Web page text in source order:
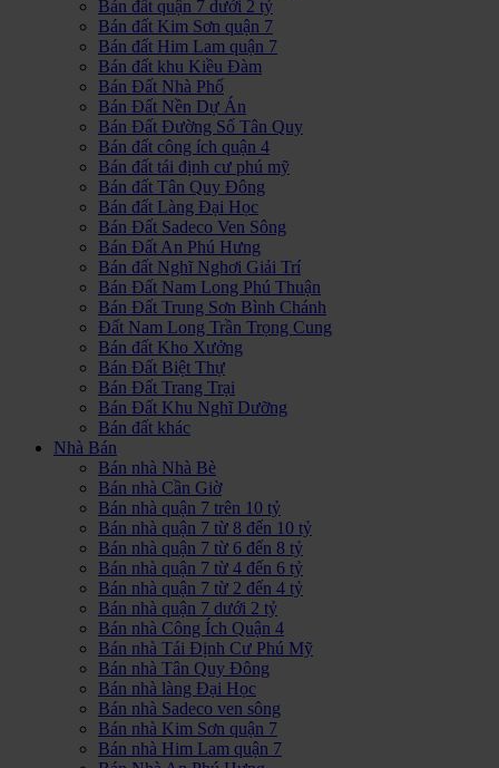
Bán đất quận 7 dưới 2 tỷ
Bán đất Kim Sơn quận 7
Bán đất Him Lam quận 7
Bán đất khu Kiều Đàm
Bán Đất Nhà Phố
Bán Đất Nền Dự Án
Bán Đất Đường Số Tân Quy
Bán đất công ích quận 4
Bán đất tái định cư phú mỹ
Bán đất Tân Quy Đông
Bán đất Làng Đại Học
Bán Đất Sadeco Ven Sông
Bán Đất An Phú Hưng
Bán đất Nghĩ Nghơi Giải Trí
Bán Đất Nam Long Phú Thuận
Bán Đất Trung Sơn Bình Chánh
Đất Nam Long Trần Trọng Cung
Bán đất Kho Xưởng
Bán Đất Biệt Thự
Bán Đất Trang Trại
Bán Đất Khu Nghĩ Dưỡng
Bán đất khác
Nhà Bán
Bán nhà Nhà Bè
Bán nhà Cần Giờ
Bán nhà quận 7 trên 10 tỷ
Bán nhà quận 7 từ 8 đến 10 tỷ
Bán nhà quận 7 từ 6 đến 8 tỷ
Bán nhà quận 7 từ 4 đến 6 tỷ
Bán nhà quận 7 từ 2 đến 4 tỷ
Bán nhà quận 7 dưới 2 tỷ
Bán nhà Công Ích Quận 4
Bán nhà Tái Định Cư Phú Mỹ
Bán nhà Tân Quy Đông
Bán nhà làng Đại Học
Bán nhà Sadeco ven sông
Bán nhà Kim Sơn quận 7
Bán nhà Him Lam quận 7